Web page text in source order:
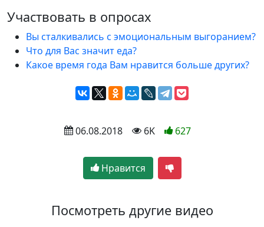
Участвовать в опросах
Вы сталкивались с эмоциональным выгоранием?
Что для Вас значит еда?
Какое время года Вам нравится больше других?
06.08.2018 6K 627
Нравится
Посмотреть другие видео